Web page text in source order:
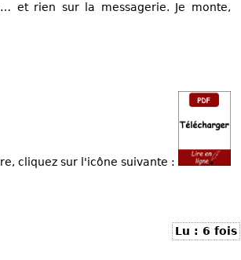
et rien sur la messagerie. Je monte,
cliquez sur l'icône suivante :
Lu : 6 fois